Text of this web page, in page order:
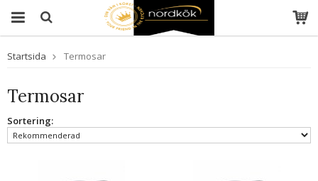
Startsida Termosar
Termosar
Sortering: